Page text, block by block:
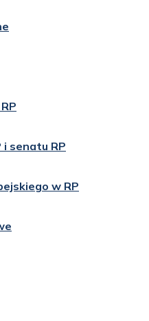
i senatu RP
w RP